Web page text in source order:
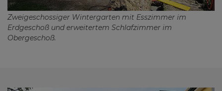
Zweigeschossiger Wintergarten mit Esszimmer im
Erdgeschoß und erweitertem Schlafzimmer im
Obergeschoß.